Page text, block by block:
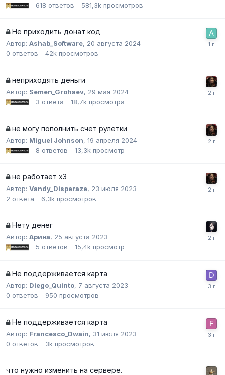
618 ответов 581,3k просмотров
Не приходить донат код
Автор: Ashab_Software, 20 августа 2024
0 ответов 42k просмотров
неприходять деньги
Автор: Semen_Grohaev, 29 мая 2024
3 ответа 18,7k просмотра
не могу пополнить счет рулетки
Автор: Miguel Johnson, 19 апреля 2024
8 ответов 13,3k просмотр
не работает х3
Автор: Vandy_Disperaze, 23 июля 2023
2 ответа 6,3k просмотров
Нету денег
Автор: Арина, 25 августа 2023
5 ответов 15,4k просмотр
Не поддерживается карта
Автор: Diego_Quinto, 7 августа 2023
0 ответов 950 просмотров
Не поддерживается карта
Автор: Francesco_Dwain, 31 июля 2023
0 ответов 3k просмотров
что нужно изменить на сервере.